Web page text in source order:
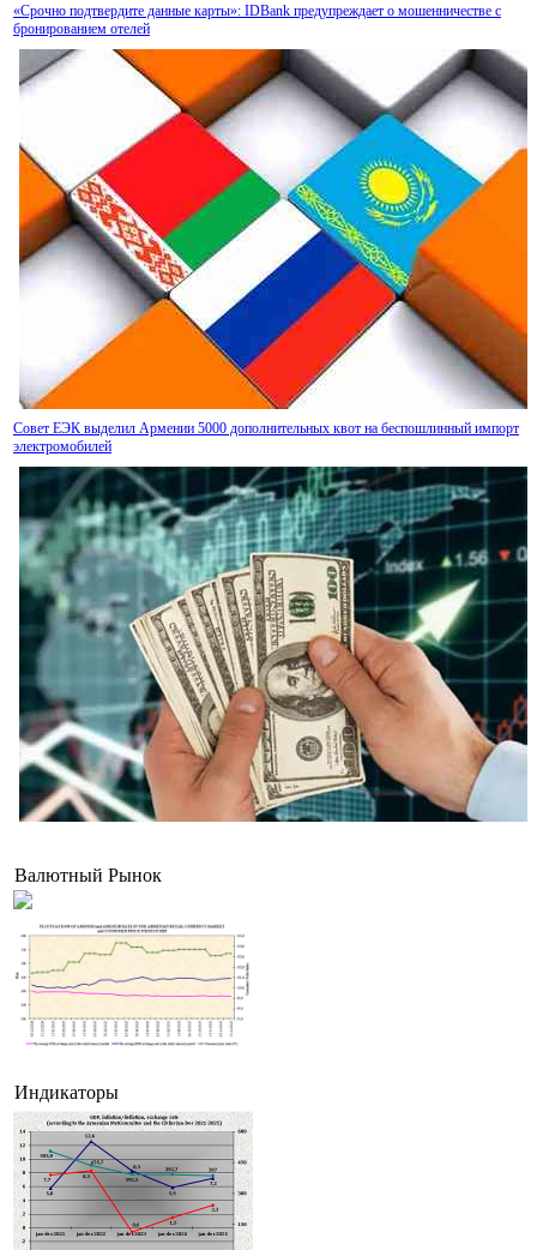
«Срочно подтвердите данные карты»: IDBank предупреждает о мошенничестве с
бронированием отелей
Совет ЕЭК выделил Армении 5000 дополнительных квот на беспошлинный импорт
электромобилей
Валютный Рынок
Индикаторы